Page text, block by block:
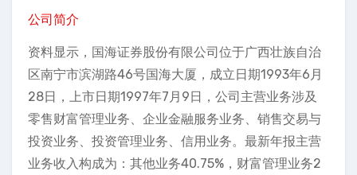
公司简介
资料显示，国海证券股份有限公司位于广西壮族自治
区南宁市滨湖路46号国海大厦，成立日期1993年6月
28日，上市日期1997年7月9日，公司主营业务涉及
零售财富管理业务、企业金融服务业务、销售交易与
投资业务、投资管理业务、信用业务。最新年报主营
业务收入构成为：其他业务40.75%，财富管理业务2